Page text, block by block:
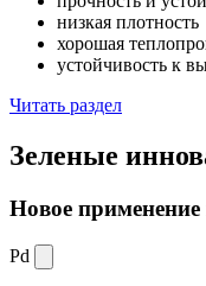
низкая плотность
хорошая
устойчивость к
Читать раздел
Зеленые
Новое
Pd